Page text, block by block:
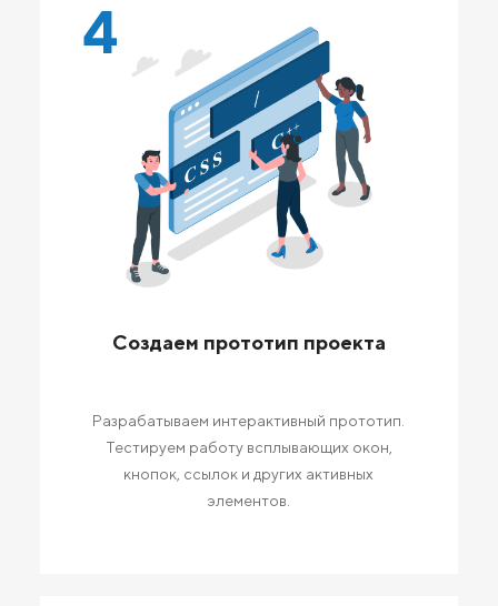
4
Создаем прототип проекта
Разрабатываем интерактивный прототип.
Тестируем работу всплывающих окон,
кнопок, ссылок и других активных
элементов.